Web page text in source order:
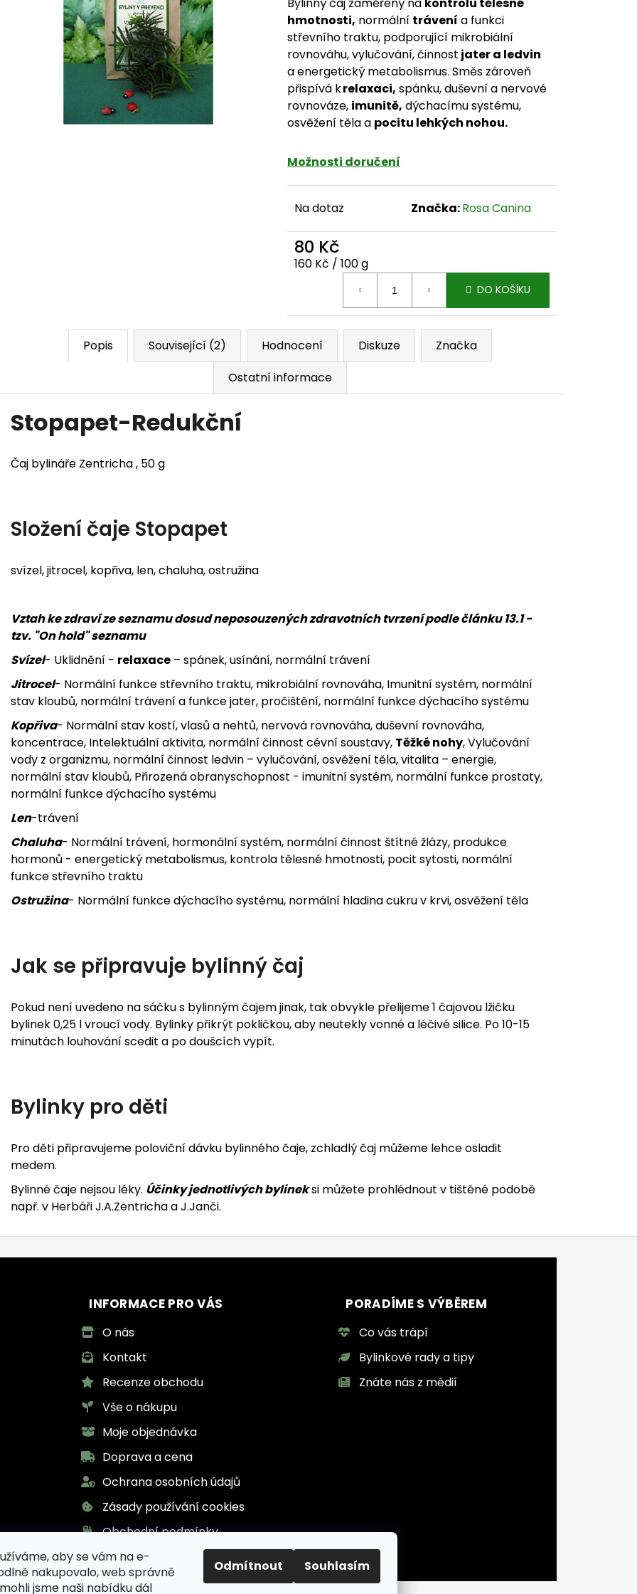
aby se vám na e-
nakupovalo, web správně
jsme naši nabídku dál
Odmítnout Souhlasím
hmotnosti, normální trávení a funkci
střevního traktu, podporující mikrobiální
rovnováhu, vylučování, činnost jater a ledvin
a energetický metabolismus. Směs zároveň
přispívá krelaxaci, spánku, duševní a nervové
rovnováze, imunitě, dýchacímu systému,
osvěžení těla a pocitu lehkých nohou.
Možnosti doručení
Na dotaz Značka:Rosa Canina
80 Kč
Měrná cena:
160 Kč / 100 g
DO KOŠÍKU
Popis Související (2) Hodnocení Diskuze
Značka
Ostatní informace
Stopapet-Redukční
Čaj bylináře Zentricha , 50 g
Složení čaje Stopapet
svízel, jitrocel, kopřiva, len, chaluha, ostružina
Vztah ke zdraví ze seznamu dosud neposouzených zdravotních tvrzení podle článku 13.1 -
tzv. "On hold" seznamu
Svízel- Uklidnění - relaxace – spánek, usínání, normální trávení
Jitrocel- Normální funkce střevního traktu, mikrobiální rovnováha, Imunitní systém, normální
stav kloubů, normální trávení a funkce jater, pročištění, normální funkce dýchacího systému
Kopřiva- Normální stav kostí, vlasů a nehtů, nervová rovnováha, duševní rovnováha,
koncentrace, Intelektuální aktivita, normální činnost cévní soustavy, Těžké nohy, Vylučování
vody z organizmu, normální činnost ledvin – vylučování, osvěžení těla, vitalita – energie,
normální stav kloubů, Přirozená obranyschopnost - imunitní systém, normální funkce prostaty,
normální funkce dýchacího systému
Len-trávení
Chaluha- Normální trávení, hormonální systém, normální činnost štítné žlázy, produkce
hormonů - energetický metabolismus, kontrola tělesné hmotnosti, pocit sytosti, normální
funkce střevního traktu
Ostružina- Normální funkce dýchacího systému, normální hladina cukru v krvi, osvěžení těla
Jak se připravuje bylinný čaj
Pokud není uvedeno na sáčku s bylinným čajem jinak, tak obvykle přelijeme 1 čajovou lžičku
bylinek 0,25 l vroucí vody. Bylinky přikrýt pokličkou, aby neutekly vonné a léčivé silice. Po 10-15
minutách louhování scedit a po doušcích vypít.
Bylinky pro děti
Pro děti připravujeme poloviční dávku bylinného čaje, zchladlý čaj můžeme lehce osladit
medem.
Bylinné čaje nejsou léky. Účinky jednotlivých bylineksi můžete prohlédnout v tištěné podobě
např. v Herbáři J.A.Zentricha a J.Janči.
INFORMACE PRO VÁS
O nás
Kontakt
Recenze obchodu
Vše o nákupu
Moje objednávka
Doprava a cena
Ochrana osobních údajů
Zásady používání cookies
Obchodní podmínky
PORADÍME S VÝBĚREM
Co vás trápí
Bylinkové rady a tipy
Znáte nás z médií